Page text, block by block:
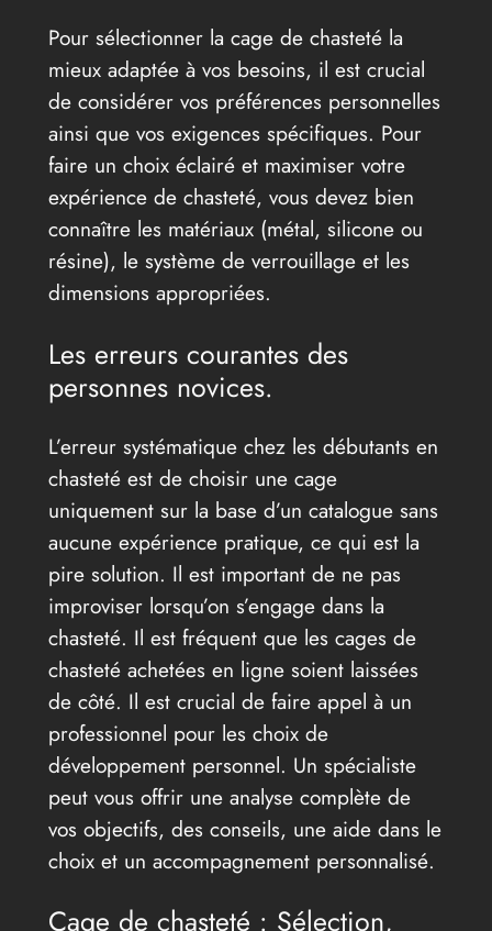
Pour sélectionner la cage de chasteté la
mieux adaptée à vos besoins, il est crucial
de considérer vos préférences personnelles
ainsi que vos exigences spécifiques. Pour
faire un choix éclairé et maximiser votre
expérience de chasteté, vous devez bien
connaître les matériaux (métal, silicone ou
résine), le système de verrouillage et les
dimensions appropriées.
Les erreurs courantes des
personnes novices.
L’erreur systématique chez les débutants en
chasteté est de choisir une cage
uniquement sur la base d’un catalogue sans
aucune expérience pratique, ce qui est la
pire solution. Il est important de ne pas
improviser lorsqu’on s’engage dans la
chasteté. Il est fréquent que les cages de
chasteté achetées en ligne soient laissées
de côté. Il est crucial de faire appel à un
professionnel pour les choix de
développement personnel. Un spécialiste
peut vous offrir une analyse complète de
vos objectifs, des conseils, une aide dans le
choix et un accompagnement personnalisé.
Cage de chasteté : Sélection,